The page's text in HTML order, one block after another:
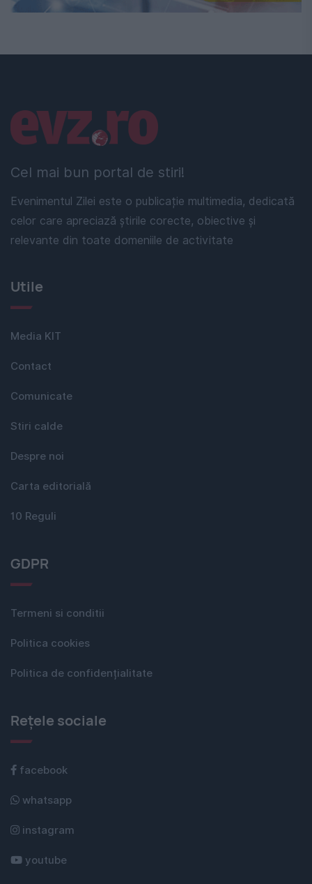
Cel mai bun portal de stiri!
Evenimentul Zilei este o publicație multimedia, dedicată
celor care apreciază știrile corecte, obiective și
relevante din toate domeniile de activitate
Linkuri utile
Utile
Media KIT
Contact
Comunicate
Stiri calde
Despre noi
Carta editorială
10 Reguli
GDPR
Termeni si conditii
Politica cookies
Politica de confidențialitate
Rețele sociale
facebook
whatsapp
instagram
youtube